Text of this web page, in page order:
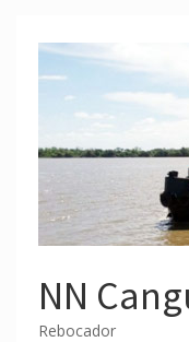
NN
Rebocador